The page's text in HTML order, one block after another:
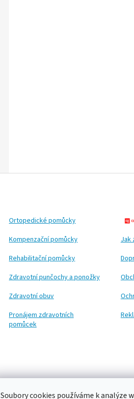
Soubory cookies používáme k analýze
Ortopedické pomůcky
Kompenzační pomůcky
Rehabilitační pomůcky
Zdravotní punčochy a ponožky
Zdravotní obuv
Pronájem zdravotních
pomůcek
Jak